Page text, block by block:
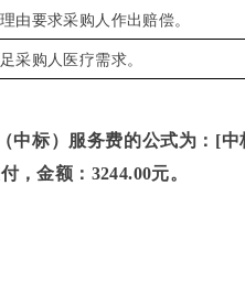
由要求采购人作出赔偿。
采购人医疗需求。
中标）服务费的公式为： [中
，金额： 3244.00元。